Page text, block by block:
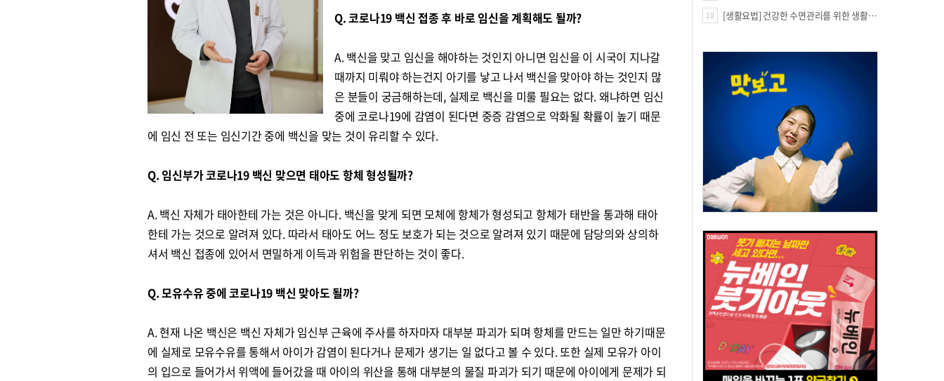
Q. 코로나19 백신 접종 후 바로 임신을 계획해도 될까?
A. 백신을 맞고 임신을 해야하는 것인지 아니면 임신을 이 시국이 지나갈
때까지 미뤄야 하는건지 아기를 낳고 나서 백신을 맞아야 하는 것인지 많
은 분들이 궁금해하는데, 실제로 백신을 미룰 필요는 없다. 왜냐하면 임신
중에 코로나19에 감염이 된다면 중증 감염으로 악화될 확률이 높기 때문
에 임신 전 또는 임신기간 중에 백신을 맞는 것이 유리할 수 있다.
Q. 임신부가 코로나19 백신 맞으면 태아도 항체 형성될까?
A. 백신 자체가 태아한테 가는 것은 아니다. 백신을 맞게 되면 모체에 항체가 형성되고 항체가 태반을 통과해 태아
한테 가는 것으로 알려져 있다. 따라서 태아도 어느 정도 보호가 되는 것으로 알려져 있기 때문에 담당의와 상의하
셔서 백신 접종에 있어서 면밀하게 이득과 위험을 판단하는 것이 좋다.
Q. 모유수유 중에 코로나19 백신 맞아도 될까?
A. 현재 나온 백신은 백신 자체가 임신부 근육에 주사를 하자마자 대부분 파괴가 되며 항체를 만드는 일만 하기때문
에 실제로 모유수유를 통해서 아이가 감염이 된다거나 문제가 생기는 일 없다고 볼 수 있다. 또한 실제 모유가 아이
의 입으로 들어가서 위액에 들어갔을 때 아이의 위산을 통해 대부분의 물질 파괴가 되기 때문에 아이에게 문제가 되
10 [생활요법] 건강한 수면관리를 위한 생활요법